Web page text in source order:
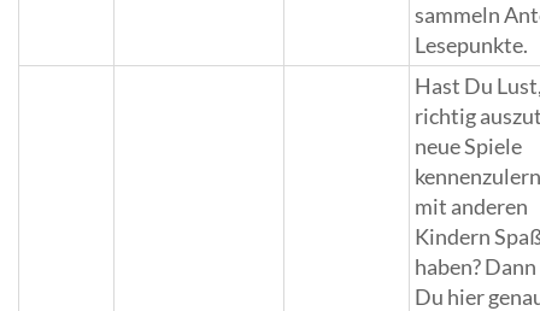
sammeln
Lesepunkte.
Hast Du
richtig
neue Spiele
mit anderen
Kindern
haben?
Du hier